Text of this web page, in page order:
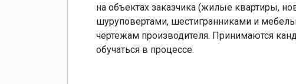
на объектах заказчика (жилые квартиры,
шуруповертами, шестигранниками и
чертежам производителя. Принимаются
обучаться в процессе.